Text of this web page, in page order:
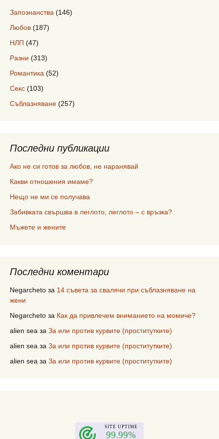
Запознанства (146)
Любов (187)
НЛП (47)
Разни (313)
Романтика (52)
Секс (103)
Съблазняване (257)
Последни публикации
Ако не си готов за любов, не наранявай
Какви отношения имаме?
Нещо не ми се получава
Забивката свършва в леглото, леглото – с връзка?
Мъжете и жените
Последни коментари
Negarcheto за 14 съвета за свалячи при съблазняване на
жени
Negarcheto за Как да привлечем вниманието на момиче?
alien sea за За или против курвите (проститутките)
alien sea за За или против курвите (проститутките)
alien sea за За или против курвите (проститутките)